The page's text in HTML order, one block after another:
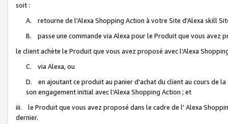
soit :
A. retourne de l'Alexa Shopping Action à votre Site d'Alexa skill
B. passe une commande via Alexa pour le Produit que vous avez
le client achète le Produit que vous avez proposé avec l'Alexa
C. via Alexa, ou
D. en ajoutant ce produit au panier d'achat du client au cours de
son engagement initial avec l'Alexa Shopping Action ; et
iii. le Produit que vous avez proposé dans le cadre de l' Alexa
dernier.